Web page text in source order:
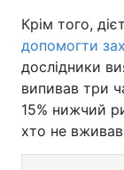
Крім того,
допомогти
дослідники
випивав три
15% нижчий
хто не